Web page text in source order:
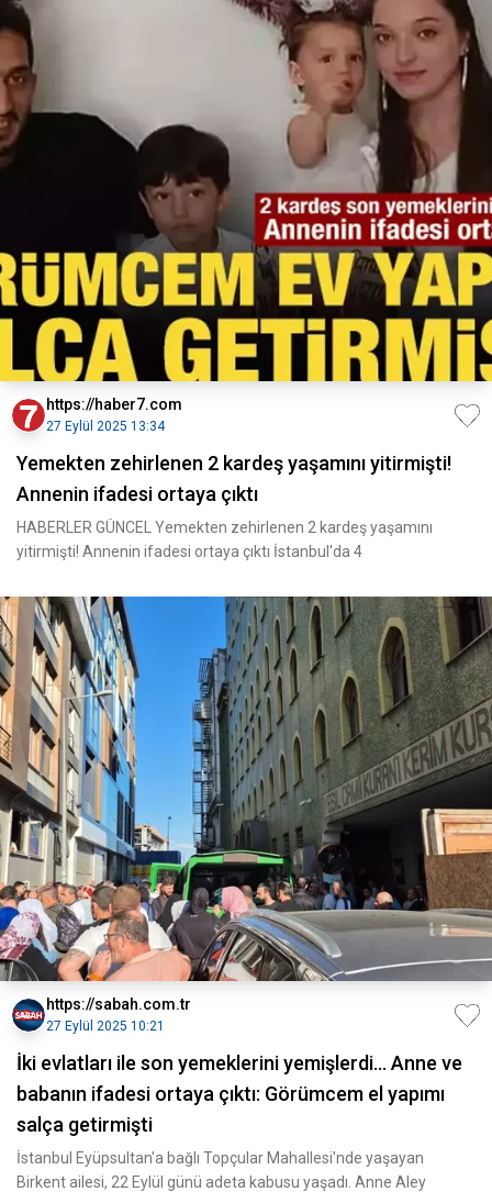
https://haber7.com
27 Eylül 2025 13:34
Yemekten zehirlenen 2 kardeş yaşamını yitirmişti!
Annenin ifadesi ortaya çıktı
HABERLER GÜNCEL Yemekten zehirlenen 2 kardeş yaşamını
yitirmişti! Annenin ifadesi ortaya çıktı İstanbul'da 4
https://sabah.com.tr
27 Eylül 2025 10:21
İki evlatları ile son yemeklerini yemişlerdi... Anne ve
babanın ifadesi ortaya çıktı: Görümcem el yapımı
salça getirmişti
İstanbul Eyüpsultan'a bağlı Topçular Mahallesi'nde yaşayan
Birkent ailesi, 22 Eylül günü adeta kabusu yaşadı. Anne Aley